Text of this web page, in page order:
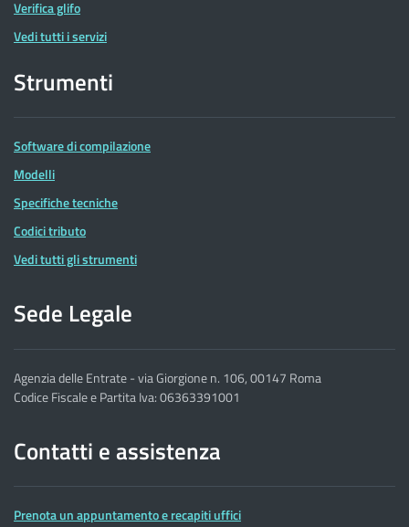
Verifica glifo
Vedi tutti i servizi
Strumenti
Software di compilazione
Modelli
Specifiche tecniche
Codici tributo
Vedi tutti gli strumenti
Sede Legale
Agenzia delle Entrate - via Giorgione n. 106, 00147 Roma
Codice Fiscale e Partita Iva: 06363391001
Contatti e assistenza
Prenota un appuntamento e recapiti uffici